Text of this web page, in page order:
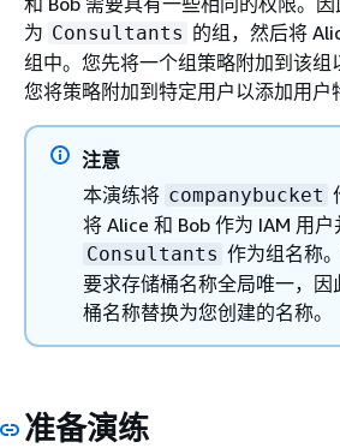
为 Consultants 的组，然后将
组中。您先将一个组策略附加到该组
您将策略附加到特定用户以添加用户
注意
本演练将 companybucket
将 Alice 和 Bob 作为 IAM 用户
Consultants 作为组名称
要求存储桶名称全局唯一，
桶名称替换为您创建的名称。
准备演练